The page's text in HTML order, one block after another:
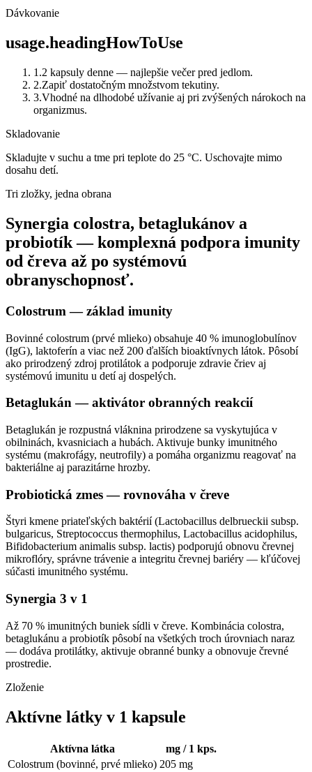
Dávkovanie
usage.headingHowToUse
1 .2 kapsuly denne — najlepšie večer pred jedlom.
2.Zapiť dostatočným množstvom tekutiny.
3.Vhodné na dlhodobé užívanie aj pri zvýšených nárokoch na
organizmus.
Skladovanie
Skladujte v suchu a tme pri teplote do 25 °C. Uschovajte mimo
dosahu detí.
Tri zložky, jedna obrana
Synergia colostra, betaglukánov a
probiotík — komplexná podpora imunity
od čreva až po systémovú
obranyschopnosť.
Colostrum — základ imunity
Bovinné colostrum (prvé mlieko) obsahuje 40 % imunoglobulínov
(IgG), laktoferín a viac než 200 ďalších bioaktívnych látok. Pôsobí
ako prirodzený zdroj protilátok a podporuje zdravie čriev aj
systémovú imunitu u detí aj dospelých.
Betaglukán — aktivátor obranných reakcií
Betaglukán je rozpustná vláknina prirodzene sa vyskytujúca v
obilninách, kvasniciach a hubách. Aktivuje bunky imunitného
systému (makrofágy, neutrofily) a pomáha organizmu reagovať na
bakteriálne aj parazitárne hrozby.
Probiotická zmes — rovnováha v čreve
Štyri kmene priateľských baktérií (Lactobacillus delbrueckii subsp.
bulgaricus, Streptococcus thermophilus, Lactobacillus acidophilus,
Bifidobacterium animalis subsp. lactis) podporujú obnovu črevnej
mikroflóry, správne trávenie a integritu črevnej bariéry — kľúčovej
súčasti imunitného systému.
Synergia 3 v 1
Až 70 % imunitných buniek sídli v čreve. Kombinácia colostra,
betaglukánu a probiotík pôsobí na všetkých troch úrovniach naraz
— dodáva protilátky, aktivuje obranné bunky a obnovuje črevné
prostredie.
Zloženie
Aktívne látky v 1 kapsule
Aktívna látka
mg / 1 kps.
Colostrum (bovinné, prvé mlieko) 205 mg